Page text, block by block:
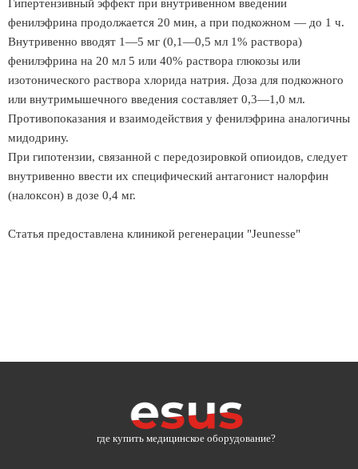
Гипертензивный эффект при внутривенном введении
фенилэфрина продолжается 20 мин, а при подкожном — до 1 ч.
Внутривенно вводят 1—5 мг (0,1—0,5 мл 1% раствора)
фенилэфрина на 20 мл 5 или 40% раствора глюкозы или
изотонического раствора хлорида натрия. Доза для подкожного
или внутримышечного введения составляет 0,3—1,0 мл.
Противопоказания и взаимодействия у фенилэфрина аналогичны
мидодрину.
При гипотензии, связанной с передозировкой опиоидов, следует
внутривенно ввести их специфический антагонист налорфин
(налоксон) в дозе 0,4 мг.
Статья предоставлена клиникой регенерации "Jeunesse"
где купить медицинское оборудование?